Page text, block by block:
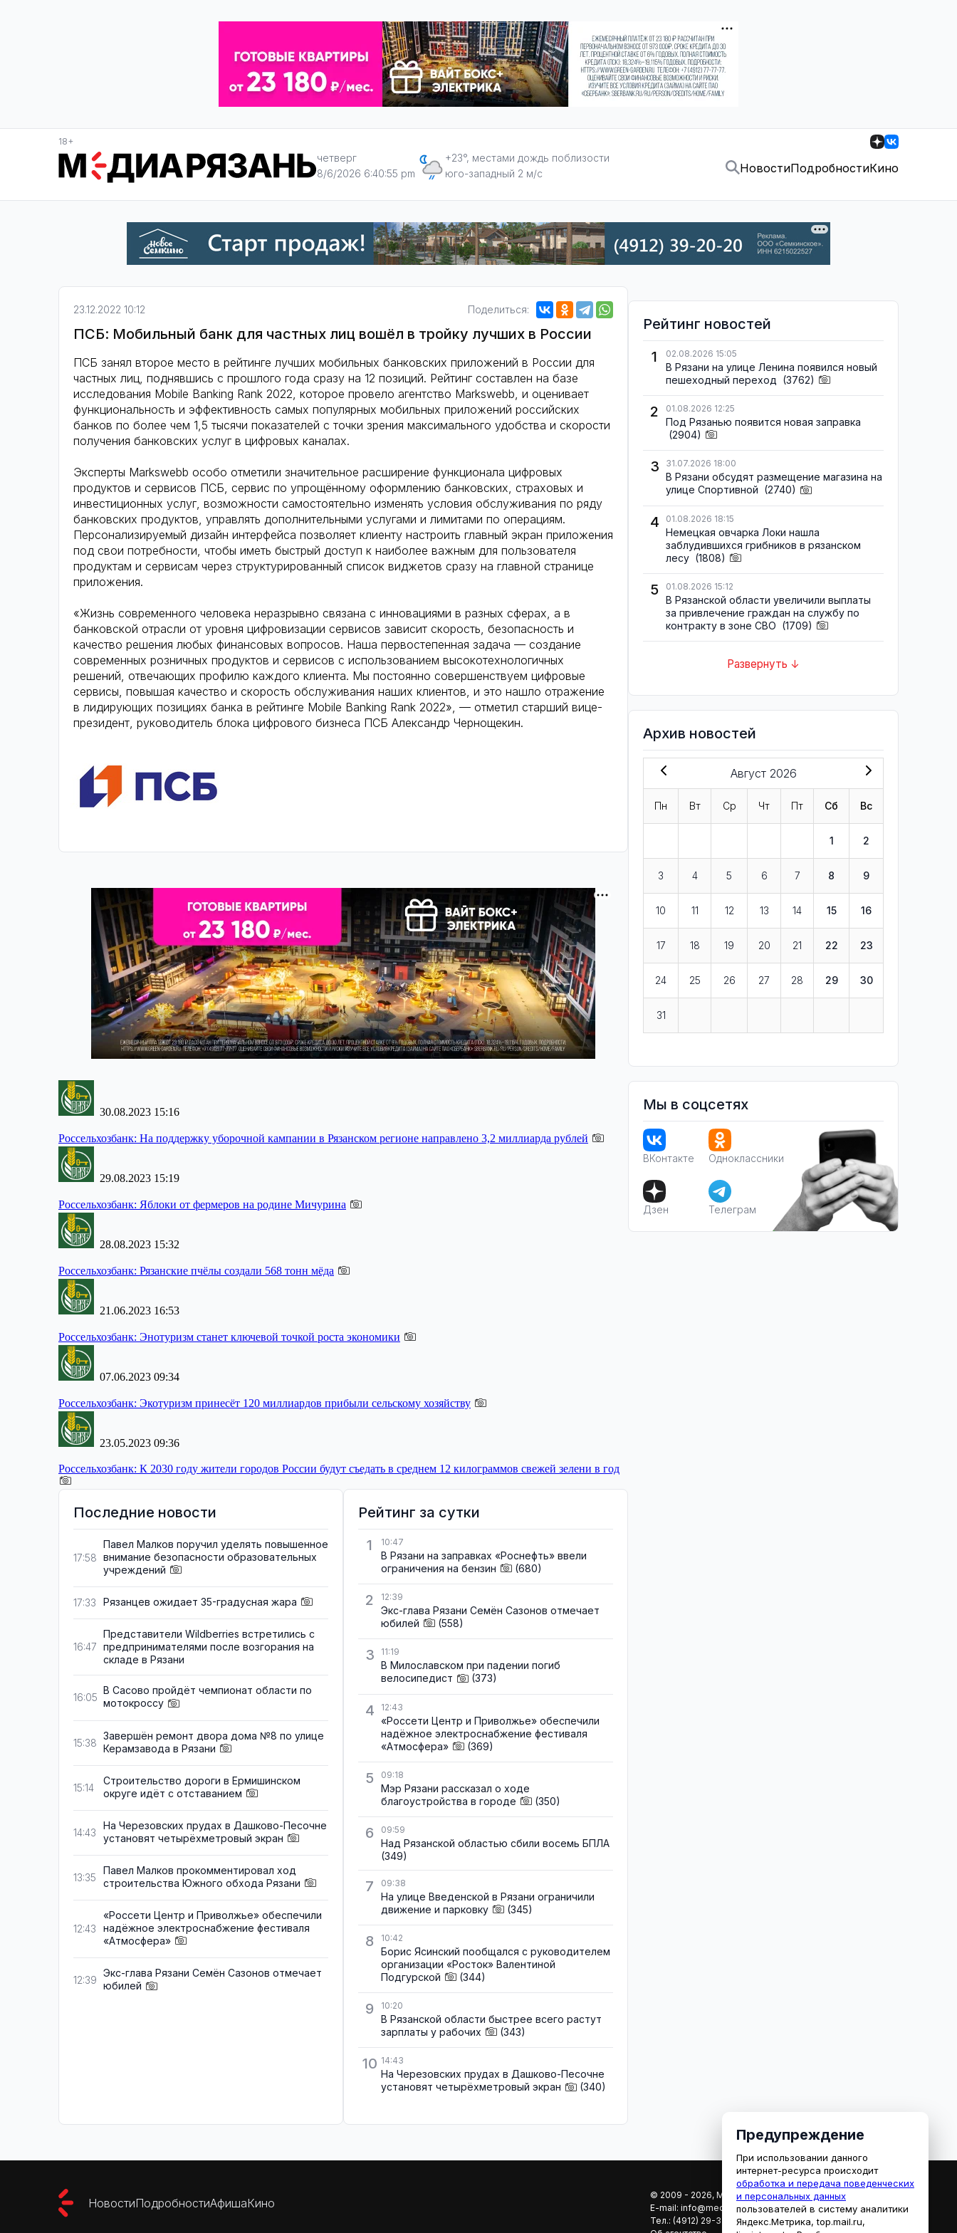
18+
четверг
8/6/2026 6:40:56 pm
+23°, местами дождь поблизости
юго-западный 2 м/с
НовостиПодробностиКино
23.12.2022 10:12 Поделиться:
ПСБ: Мобильный банк для частных лиц вошёл в тройку лучших в России
ПСБ занял второе место в рейтинге лучших мобильных банковских приложений в России для
частных лиц, поднявшись с прошлого года сразу на 12 позиций. Рейтинг составлен на базе
исследования Mobile Banking Rank 2022, которое провело агентство Markswebb, и оценивает
функциональность и эффективность самых популярных мобильных приложений российских
банков по более чем 1,5 тысячи показателей с точки зрения максимального удобства и скорости
получения банковских услуг в цифровых каналах.
Эксперты Markswebb особо отметили значительное расширение функционала цифровых
продуктов и сервисов ПСБ, сервис по упрощённому оформлению банковских, страховых и
инвестиционных услуг, возможности самостоятельно изменять условия обслуживания по ряду
банковских продуктов, управлять дополнительными услугами и лимитами по операциям.
Персонализируемый дизайн интерфейса позволяет клиенту настроить главный экран приложения
под свои потребности, чтобы иметь быстрый доступ к наиболее важным для пользователя
продуктам и сервисам через структурированный список виджетов сразу на главной странице
приложения.
«Жизнь современного человека неразрывно связана с инновациями в разных сферах, а в
банковской отрасли от уровня цифровизации сервисов зависит скорость, безопасность и
качество решения любых финансовых вопросов. Наша первостепенная задача — создание
современных розничных продуктов и сервисов с использованием высокотехнологичных
решений, отвечающих профилю каждого клиента. Мы постоянно совершенствуем цифровые
сервисы, повышая качество и скорость обслуживания наших клиентов, и это нашло отражение
в лидирующих позициях банка в рейтинге Mobile Banking Rank 2022», — отметил старший вице-
президент, руководитель блока цифрового бизнеса ПСБ Александр Чернощекин.
30.08.2023 15:16
Россельхозбанк: На поддержку уборочной кампании в Рязанском регионе направлено 3,2 миллиарда рублей
29.08.2023 15:19
Россельхозбанк: Яблоки от фермеров на родине Мичурина
28.08.2023 15:32
Россельхозбанк: Рязанские пчёлы создали 568 тонн мёда
21.06.2023 16:53
Россельхозбанк: Энотуризм станет ключевой точкой роста экономики
07.06.2023 09:34
Россельхозбанк: Экотуризм принесёт 120 миллиардов прибыли сельскому хозяйству
23.05.2023 09:36
Россельхозбанк: К 2030 году жители городов России будут съедать в среднем 12 килограммов свежей зелени в год
Последние новости
17:58
Павел Малков поручил уделять повышенное
внимание безопасности образовательных
учреждений
17:33 Рязанцев ожидает 35-градусная жара
16:47
Представители Wildberries встретились с
предпринимателями после возгорания на
складе в Рязани
16:05
В Сасово пройдёт чемпионат области по
мотокроссу
15:38
Завершён ремонт двора дома №8 по улице
Керамзавода в Рязани
15:14
Строительство дороги в Ермишинском
округе идёт с отставанием
14:43
На Черезовских прудах в Дашково-Песочне
установят четырёхметровый экран
13:35
Павел Малков прокомментировал ход
строительства Южного обхода Рязани
12:43
«Россети Центр и Приволжье» обеспечили
надёжное электроснабжение фестиваля
«Атмосфера»
12:39
Экс-глава Рязани Семён Сазонов отмечает
юбилей
Рейтинг за сутки
1
10:47
В Рязани на заправках «Роснефть» ввели
ограничения на бензин
(680)
2 12:39
Экс-глава Рязани Семён Сазонов отмечает
юбилей
(558)
3 11:19
В Милославском при падении погиб
велосипедист
(373)
4 12:43
«Россети Центр и Приволжье» обеспечили
надёжное электроснабжение фестиваля
«Атмосфера»
(369)
5 09:18
Мэр Рязани рассказал о ходе
благоустройства в городе
(350)
6 09:59
Над Рязанской областью сбили восемь БПЛА
(349)
7 09:38
На улице Введенской в Рязани ограничили
движение и парковку
(345)
8 10:42
Борис Ясинский пообщался с руководителем
организации «Росток» Валентиной
Подгурской
(344)
9 10:20
В Рязанской области быстрее всего растут
зарплаты у рабочих
(343)
10 14:43
На Черезовских прудах в Дашково-Песочне
установят четырёхметровый экран
(340)
Рейтинг новостей
1
02.08.2026 15:05
В Рязани на улице Ленина появился новый
пешеходный переход (3762)
2 01.08.2026 12:25
Под Рязанью появится новая заправка
(2904)
3 31.07.2026 18:00
В Рязани обсудят размещение магазина на
улице Спортивной (2740)
4 01.08.2026 18:15
Немецкая овчарка Локи нашла
заблудившихся грибников в рязанском
лесу (1808)
5 01.08.2026 15:12
В Рязанской области увеличили выплаты
за привлечение граждан на службу по
контракту в зоне СВО (1709)
Развернуть ↓
Архив новостей
Август 2026
Пн Вт Ср Чт Пт Сб Вс
1 2
3 4 5 6 7 8 9
10 11 12 13 14 15 16
17 18 19 20 21 22 23
24 25 26 27 28 29 30
31
Мы в соцсетях
ВКонтакте Одноклассники
Дзен Телеграм
НовостиПодробностиАфишаКино
© 2009 - 2026, МЕДИАРЯЗАНЬ
E-mail: info@mediaryazan.ru, reklama@mediaryazan.ru
Тел.: (4912) 29-33-66
Предупреждение
При использовании данного
интернет-ресурса происходит
обработка и передача поведенческих
и персональных данных
пользователей в систему аналитики
Яндекс.Метрика, top.mail.ru,